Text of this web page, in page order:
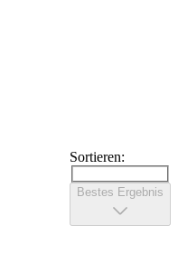
Sortieren:
Bestes Ergebnis